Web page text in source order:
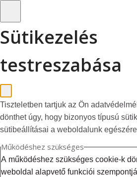
Sütikezelés
testreszabása
Tiszteletben tartjuk az Ön
dönthet úgy, hogy bizonyos típusú
sütibeállításai a weboldalunk
Működéshez szükséges
A működéshez szükséges cookie-k
weboldal alapvető funkciói